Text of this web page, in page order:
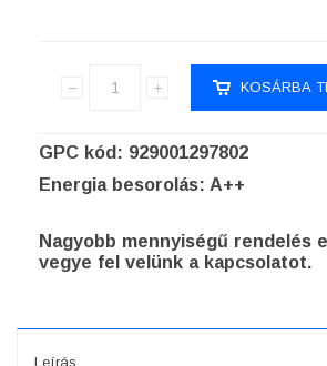
GPC kód: 929001297802
Energia besorolás: A++
Nagyobb mennyiségű rendelés
vegye fel velünk a kapcsolatot.
Leírás